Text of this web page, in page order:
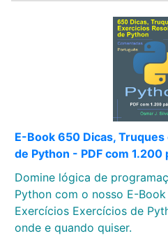
E-Book 650 Dicas,
de Python - PDF com 1.200
Domine lógica de
Python com o nosso E-
Exercícios Exercícios de
onde e quando quiser.